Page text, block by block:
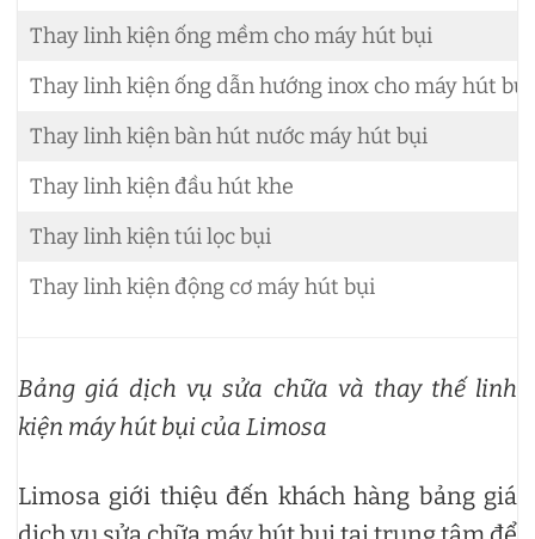
Thay linh kiện ống mềm cho máy hút bụi
Thay linh kiện ống dẫn hướng inox cho máy hút bụi
Thay linh kiện bàn hút nước máy hút bụi
Thay linh kiện đầu hút khe
Thay linh kiện túi lọc bụi
Thay linh kiện động cơ máy hút bụi
Bảng giá dịch vụ sửa chữa và thay thế linh
kiện máy hút bụi của Limosa
Limosa giới thiệu đến khách hàng bảng giá